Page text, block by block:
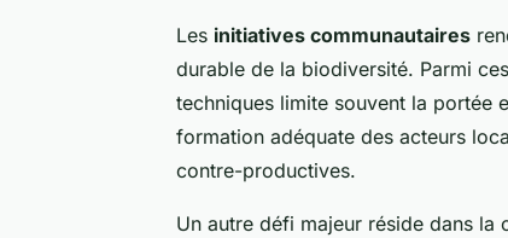
Les initiatives communautaires
durable de la biodiversité. Parmi
techniques limite souvent la portée
formation adéquate des acteurs
contre-productives.
Un autre défi majeur réside dans